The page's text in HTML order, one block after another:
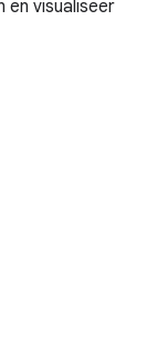
en visualiseer